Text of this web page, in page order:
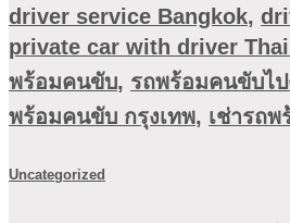
driver service Bangkok,
private car with driver
พร้อมคนขับ, รถพร้อมคนขับไ
พร้อมคนขับ กรุงเทพ, เช่ารถ
Uncategorized